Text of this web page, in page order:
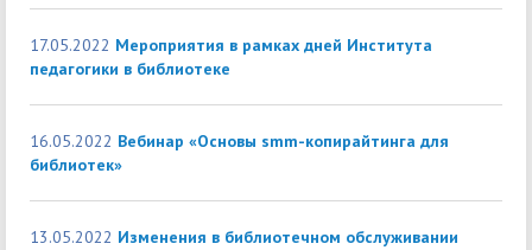
17.05.2022 Мероприятия в рамках дней Института
педагогики в библиотеке
16.05.2022 Вебинар «Основы smm-копирайтинга для
библиотек»
13.05.2022 Изменения в библиотечном обслуживании